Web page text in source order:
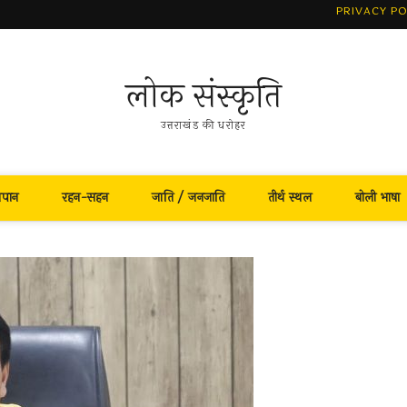
PRIVACY
लोक संस्कृति
उत्तराखंड की धरोहर
रहन-सहन जाति / जनजाति तीर्थ स्थल बोली भाषा